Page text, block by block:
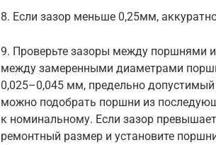
8. Если зазор меньше 0,25мм,
9. Проверьте зазоры между поршнями
между замеренными диаметрами
0,025–0,045 мм, предельно
можно подобрать поршни из
к номинальному. Если зазор
ремонтный размер и установите